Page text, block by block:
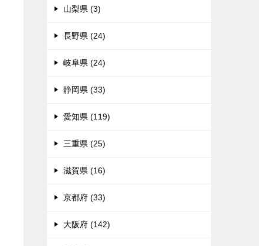
山梨県 (3)
長野県 (24)
岐阜県 (24)
静岡県 (33)
愛知県 (119)
三重県 (25)
滋賀県 (16)
京都府 (33)
大阪府 (142)